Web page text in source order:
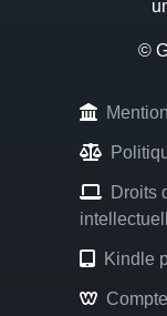
©
Droits
Kindle